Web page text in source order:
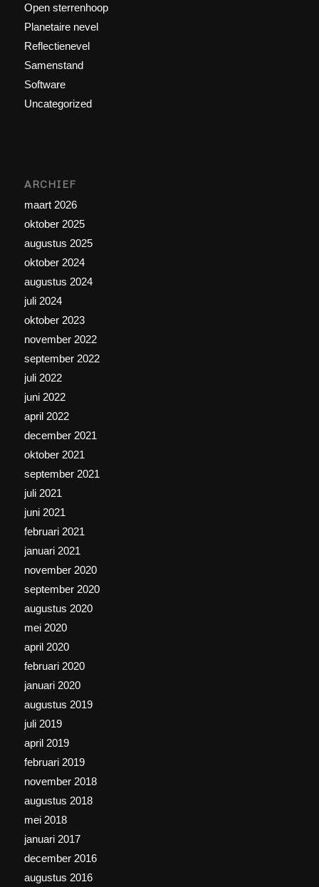
Open sterrenhoop
Planetaire nevel
Reflectienevel
Samenstand
Software
Uncategorized
ARCHIEF
maart 2026
oktober 2025
augustus 2025
oktober 2024
augustus 2024
juli 2024
oktober 2023
november 2022
september 2022
juli 2022
juni 2022
april 2022
december 2021
oktober 2021
september 2021
juli 2021
juni 2021
februari 2021
januari 2021
november 2020
september 2020
augustus 2020
mei 2020
april 2020
februari 2020
januari 2020
augustus 2019
juli 2019
april 2019
februari 2019
november 2018
augustus 2018
mei 2018
januari 2017
december 2016
augustus 2016